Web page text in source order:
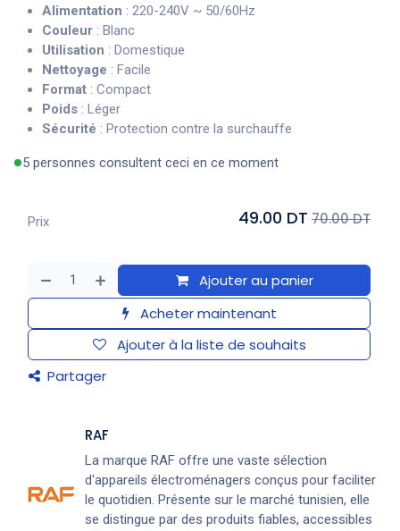
Alimentation : 220-240V ~ 50/60Hz
Couleur : Blanc
Utilisation : Domestique
Nettoyage : Facile
Format : Compact
Poids : Léger
Sécurité : Protection contre la surchauffe
5 personnes consultent ceci en ce moment
Ajouter au panier
Acheter maintenant
Ajouter à la liste de souhaits
Partager
Prix 49.00 DT 70.00 DT
RAF
La marque RAF offre une vaste sélection
d'appareils électroménagers conçus pour faciliter
le quotidien. Présente sur le marché tunisien, elle
se distingue par des produits fiables, accessibles